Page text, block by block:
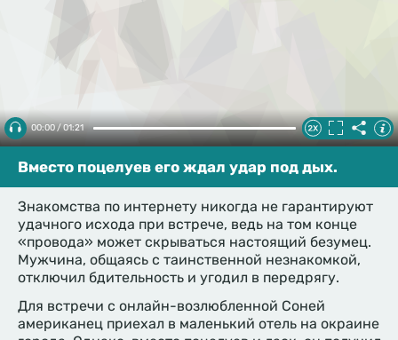
00:00 / 01:21
Вместо поцелуев его ждал удар под дых.
Знакомства по интернету никогда не гарантируют
удачного исхода при встрече, ведь на том конце
«провода» может скрываться настоящий безумец.
Мужчина, общаясь с таинственной незнакомкой,
отключил бдительность и угодил в передрягу.
Для встречи с онлайн-возлюбленной Соней
американец приехал в маленький отель на окраине